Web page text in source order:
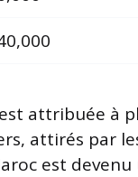
attribuée à
attirés par
est